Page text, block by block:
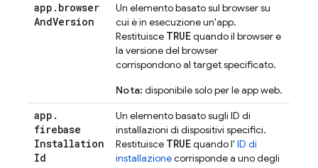
app . browser
AndVersion
Un elemento basato sul browser su
cui è in esecuzione un'app.
Restituisce TRUEquando il browser e
la versione del browser
corrispondono al target specificato.
Nota: disponibile solo per le app web.
app .
firebase
Installation
Id
Un elemento basato sugli ID di
installazioni di dispositivi specifici.
Restituisce TRUEquando l' ID di
installazionecorrisponde a uno degli